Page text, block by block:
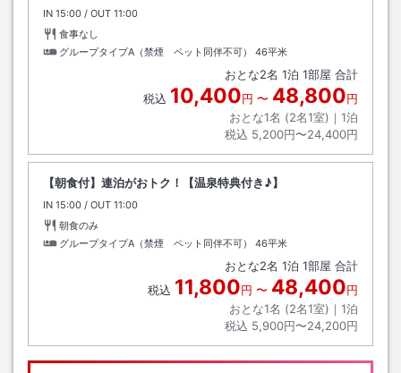
IN チェックイン
15:00 / OUT チェックアウト
11:00
食事なし
グループタイプA（禁煙 ペット同伴不可）
46平米
おとな2名 1泊 1部屋 合計
税込 10,400円 〜 48,800円
おとな1名 (2名1室)｜ 1泊
税込 5,200円〜24,400円
【朝食付】連泊がおトク！【温泉特典付き♪】
IN チェックイン
15:00 / OUT チェックアウト
11:00
朝食のみ
グループタイプA（禁煙 ペット同伴不可）
46平米
おとな2名 1泊 1部屋 合計
税込 11,800円 〜 48,400円
おとな1名 (2名1室)｜ 1泊
税込 5,900円〜24,200円